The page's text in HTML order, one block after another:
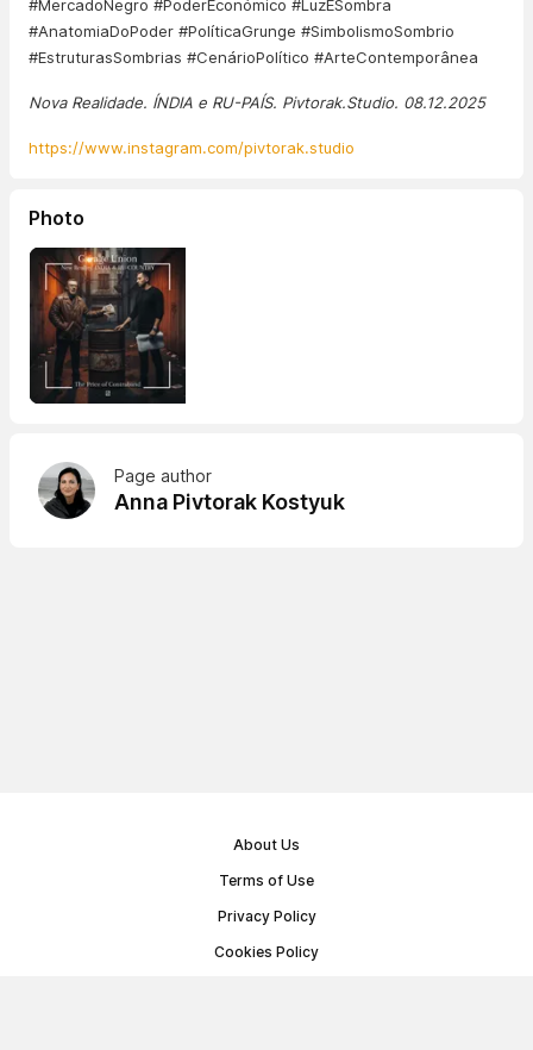
#MercadoNegro #PoderEconómico #LuzESombra
#AnatomiaDoPoder #PolíticaGrunge #SimbolismoSombrio
#EstruturasSombrias #CenárioPolítico #ArteContemporânea
Nova Realidade. ÍNDIA e RU-PAÍS. Pivtorak.Studio. 08.12.2025
https://www.instagram.com/pivtorak.studio
Photo
Page author
Anna Pivtorak Kostyuk
About Us
Terms of Use
Privacy Policy
Cookies Policy